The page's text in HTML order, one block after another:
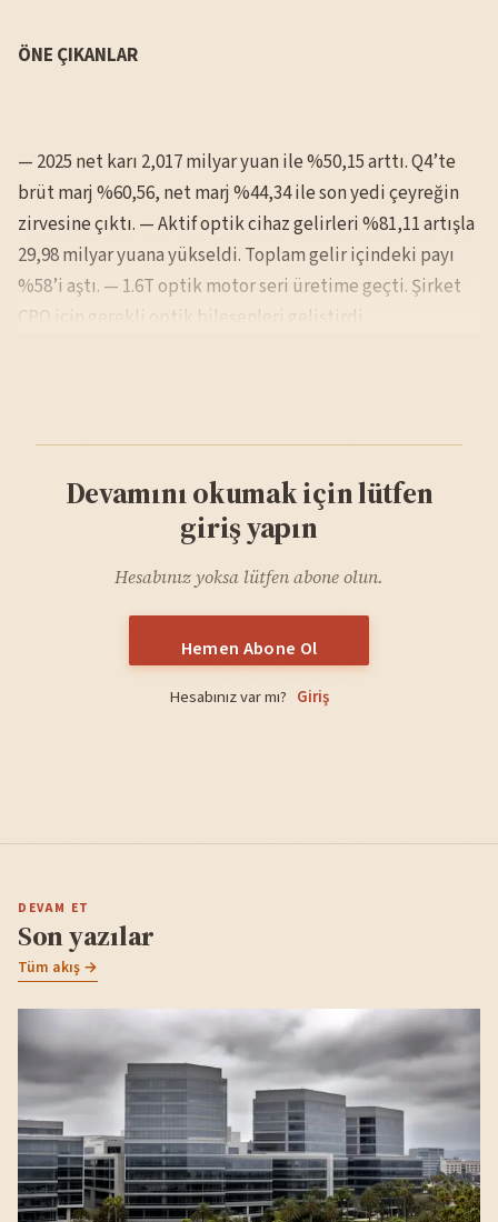
ÖNE ÇIKANLAR
— 2025 net karı 2,017 milyar yuan ile %50,15 arttı. Q4’te
brüt marj %60,56, net marj %44,34 ile son yedi çeyreğin
zirvesine çıktı. — Aktif optik cihaz gelirleri %81,11 artışla
29,98 milyar yuana yükseldi. Toplam gelir içindeki payı
%58’i aştı. — 1.6T optik motor seri üretime geçti. Şirket
CPO için gerekli optik bileşenleri geliştirdi.
Devamını okumak için lütfen
giriş yapın
Hesabınız yoksa lütfen abone olun.
Hemen Abone Ol
Hesabınız var mı? Giriş
DEVAM ET
Son yazılar
Tüm akış →